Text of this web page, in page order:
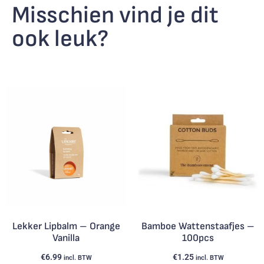
Misschien vind je dit
ook leuk?
Lekker Lipbalm – Orange
Vanilla
€6.99 incl. BTW
Bamboe Wattenstaafjes –
100pcs
€1.25 incl. BTW